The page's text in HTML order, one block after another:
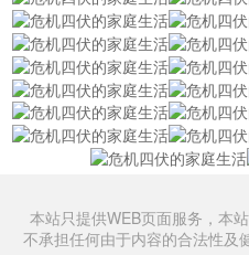
本站只提供WEB页面服务，本
不承担任何由于内容的合法性及